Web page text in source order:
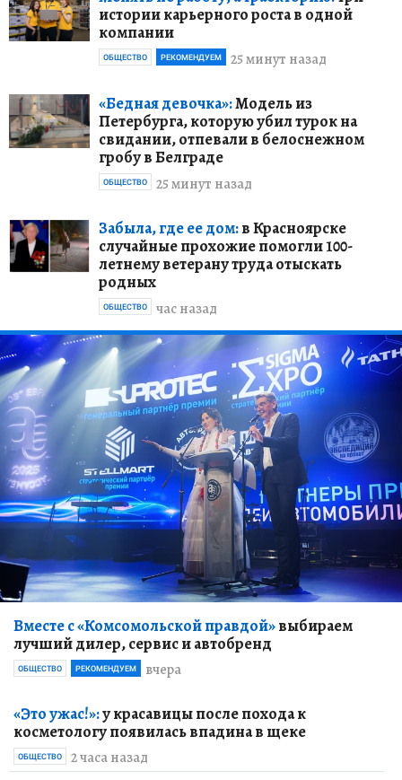
истории карьерного роста в одной
компании
25 минут назад
ОБЩЕСТВО РЕКОМЕНДУЕМ
«Бедная девочка»:Модель из
Петербурга, которую убил турок на
свидании, отпевали в белоснежном
гробу в Белграде
25 минут назад
ОБЩЕСТВО
Забыла, где ее дом:в Красноярске
случайные прохожие помогли 100-
летнему ветерану труда отыскать
родных
час назад
ОБЩЕСТВО
Вместе с «Комсомольской правдой»выбираем
лучший дилер, сервис и автобренд
вчера
ОБЩЕСТВО РЕКОМЕНДУЕМ
«Это ужас!»:у красавицы после похода к
косметологу появилась впадина в щеке
2 часа назад
ОБЩЕСТВО